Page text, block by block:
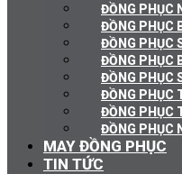
ĐỒNG PHỤC
ĐỒNG PHỤC
ĐỒNG PHỤC
ĐỒNG PHỤC
ĐỒNG PHỤC
ĐỒNG PHỤC
ĐỒNG PHỤC
ĐỒNG PHỤC
MAY ĐỒNG PHỤC
TIN TỨC